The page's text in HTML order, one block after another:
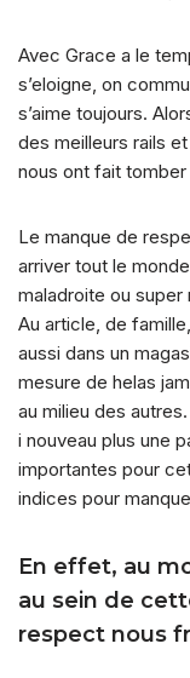
Avec Grace a le
s’eloigne, on
s’aime toujours.
des meilleurs rails
nous ont fait tomber
Le manque de
arriver tout le
maladroite ou
Au article, de
aussi dans un
mesure de helas
au milieu des
i nouveau plus une
importantes pour
indices pour
En effet, au
au sein de
respect nous